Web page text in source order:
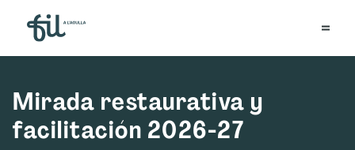
Mirada restaurativa y
facilitación 2026-27